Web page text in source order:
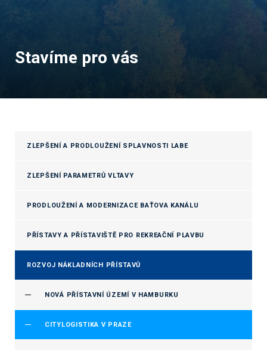
Stavíme pro vás
ZLEPŠENÍ A PRODLOUŽENÍ SPLAVNOSTI LABE
ZLEPŠENÍ PARAMETRŮ VLTAVY
PRODLOUŽENÍ A MODERNIZACE BAŤOVA KANÁLU
PŘÍSTAVY A PŘÍSTAVIŠTĚ PRO REKREAČNÍ PLAVBU
ROZVOJ NÁKLADNÍCH PŘÍSTAVŮ
NOVÁ PŘÍSTAVNÍ ÚZEMÍ V HAMBURKU
CITYLOGISTIKA V PRAZE